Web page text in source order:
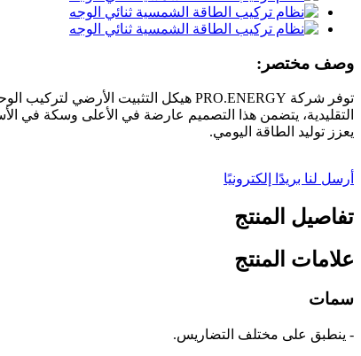
وصف مختصر:
التقليدية، يتضمن هذا التصميم عارضة في الأعلى وسكة في
يعزز توليد الطاقة اليومي.
أرسل لنا بريدًا إلكترونيًا
تفاصيل المنتج
علامات المنتج
سمات
- ينطبق على مختلف التضاريس.